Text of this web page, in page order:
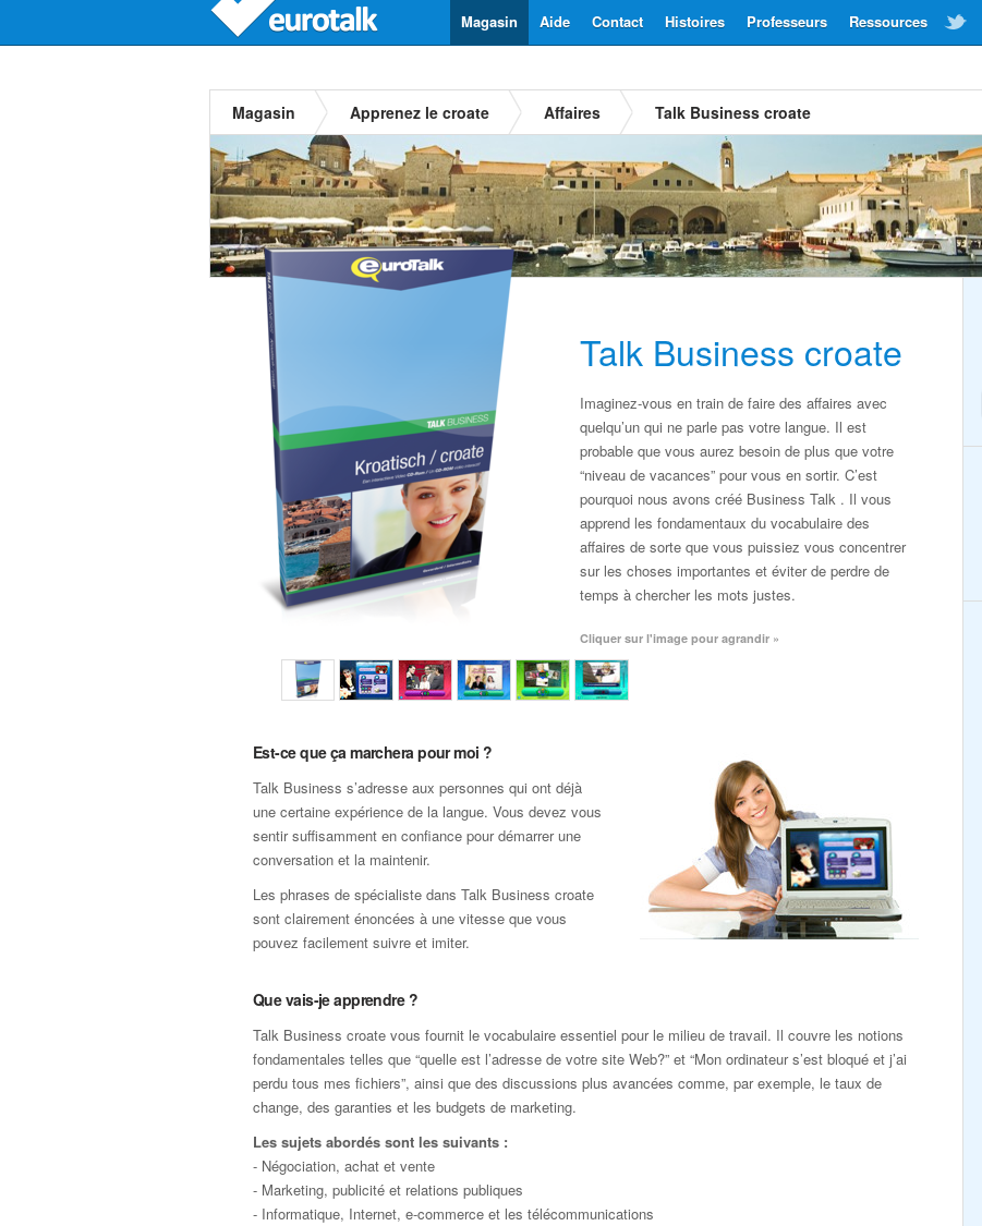
Ressources
Professeurs
Histoires
Contact
Aide
Magasin
Magasin Apprenez le croate Affaires Talk Business croate
Talk Business croate
Imaginez-vous en train de faire des affaires avec
quelqu’un qui ne parle pas votre langue. Il est
probable que vous aurez besoin de plus que votre
“niveau de vacances” pour vous en sortir. C’est
pourquoi nous avons créé Business Talk . Il vous
apprend les fondamentaux du vocabulaire des
affaires de sorte que vous puissiez vous concentrer
sur les choses importantes et éviter de perdre de
temps à chercher les mots justes.
Cliquer sur l'image pour agrandir »
Est-ce que ça marchera pour moi ?
Talk Business s’adresse aux personnes qui ont déjà
une certaine expérience de la langue. Vous devez vous
sentir suffisamment en confiance pour démarrer une
conversation et la maintenir.
Les phrases de spécialiste dans Talk Business croate
sont clairement énoncées à une vitesse que vous
pouvez facilement suivre et imiter.
Que vais-je apprendre ?
Talk Business croate vous fournit le vocabulaire essentiel pour le milieu de travail. Il couvre les notions
fondamentales telles que “quelle est l’adresse de votre site Web?” et “Mon ordinateur s’est bloqué et j’ai
perdu tous mes fichiers”, ainsi que des discussions plus avancées comme, par exemple, le taux de
change, des garanties et les budgets de marketing.
Les sujets abordés sont les suivants :
- Négociation, achat et vente
- Marketing, publicité et relations publiques
- Informatique, Internet, e-commerce et les télécommunications